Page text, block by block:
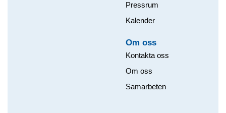
Pressrum
Kalender
Om oss​
Kontakta oss
Om oss
Samarbeten